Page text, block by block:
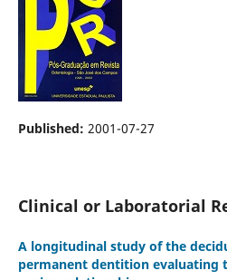
Published: 2001-07-27
Clinical or Laboratorial
A longitudinal study of the
permanent dentition evaluating